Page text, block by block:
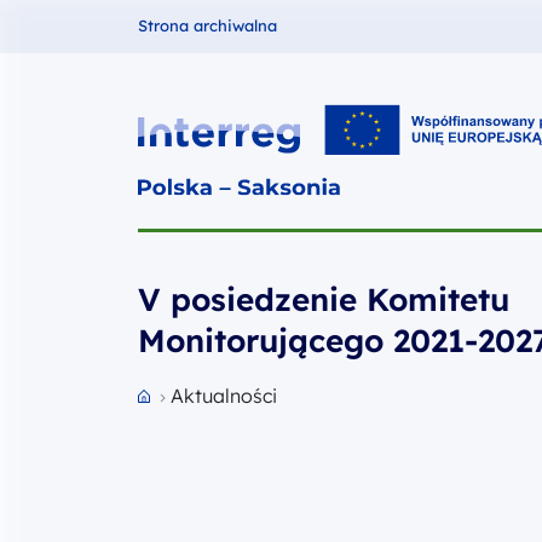
Fundusze dla
Strona archiwalna
Interreg PL-SN 2021-2027
V posiedzenie Komitetu
Monitorującego 2021-
Przejdź do strony głównej portalu
Aktualności